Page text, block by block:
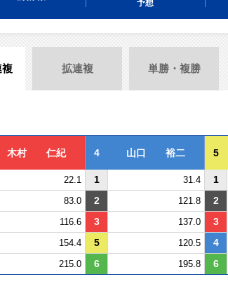
予想
拡連複 単勝・複勝
木村 仁紀 4 山口 裕二 5
22.1 1 31.4 1
83.0 2 121.8 2
116.6 3 137.0 3
154.4 5 120.5 4
215.0 6 195.8 6